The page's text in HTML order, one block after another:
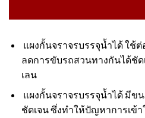
แผงกั้นจราจรบรรจุน้ำได้ ใช้
ลดการขับรถสวนทางกันได้ชั
เลน
แผงกั้นจราจรบรรจุน้ำได้ มีข
ชัดเจน ซึ่งทำให้ปัญหาการเข้